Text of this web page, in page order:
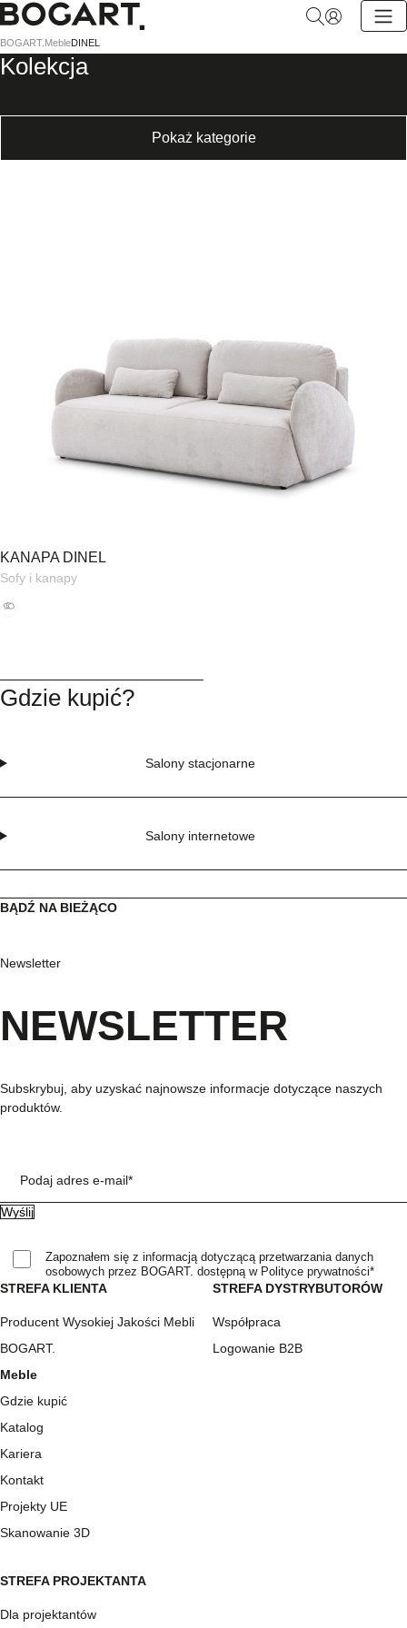
BOGART.
-
Strona
BOGART. MebleDINEL
Kolekcja
Pokaż kategorie
KANAPA DINEL
Sofy i kanapy
Gdzie kupić?
Salony stacjonarne
Salony internetowe
STREFA KLIENTA
Producent Wysokiej Jakości Mebli
BOGART.
Meble
Gdzie kupić
Katalog
Kariera
Kontakt
Projekty UE
Skanowanie 3D
STREFA DYSTRYBUTORÓW
Współpraca
Logowanie B2B
STREFA PROJEKTANTA
Dla projektantów
BĄDŹ NA BIEŻĄCO
Newsletter
NEWSLETTER
Subskrybuj, aby uzyskać najnowsze informacje dotyczące naszych
produktów.
Podaj adres e-mail*
Zapoznałem się z informacją dotyczącą przetwarzania danych
osobowych przez BOGART. dostępną w Polityce prywatności*